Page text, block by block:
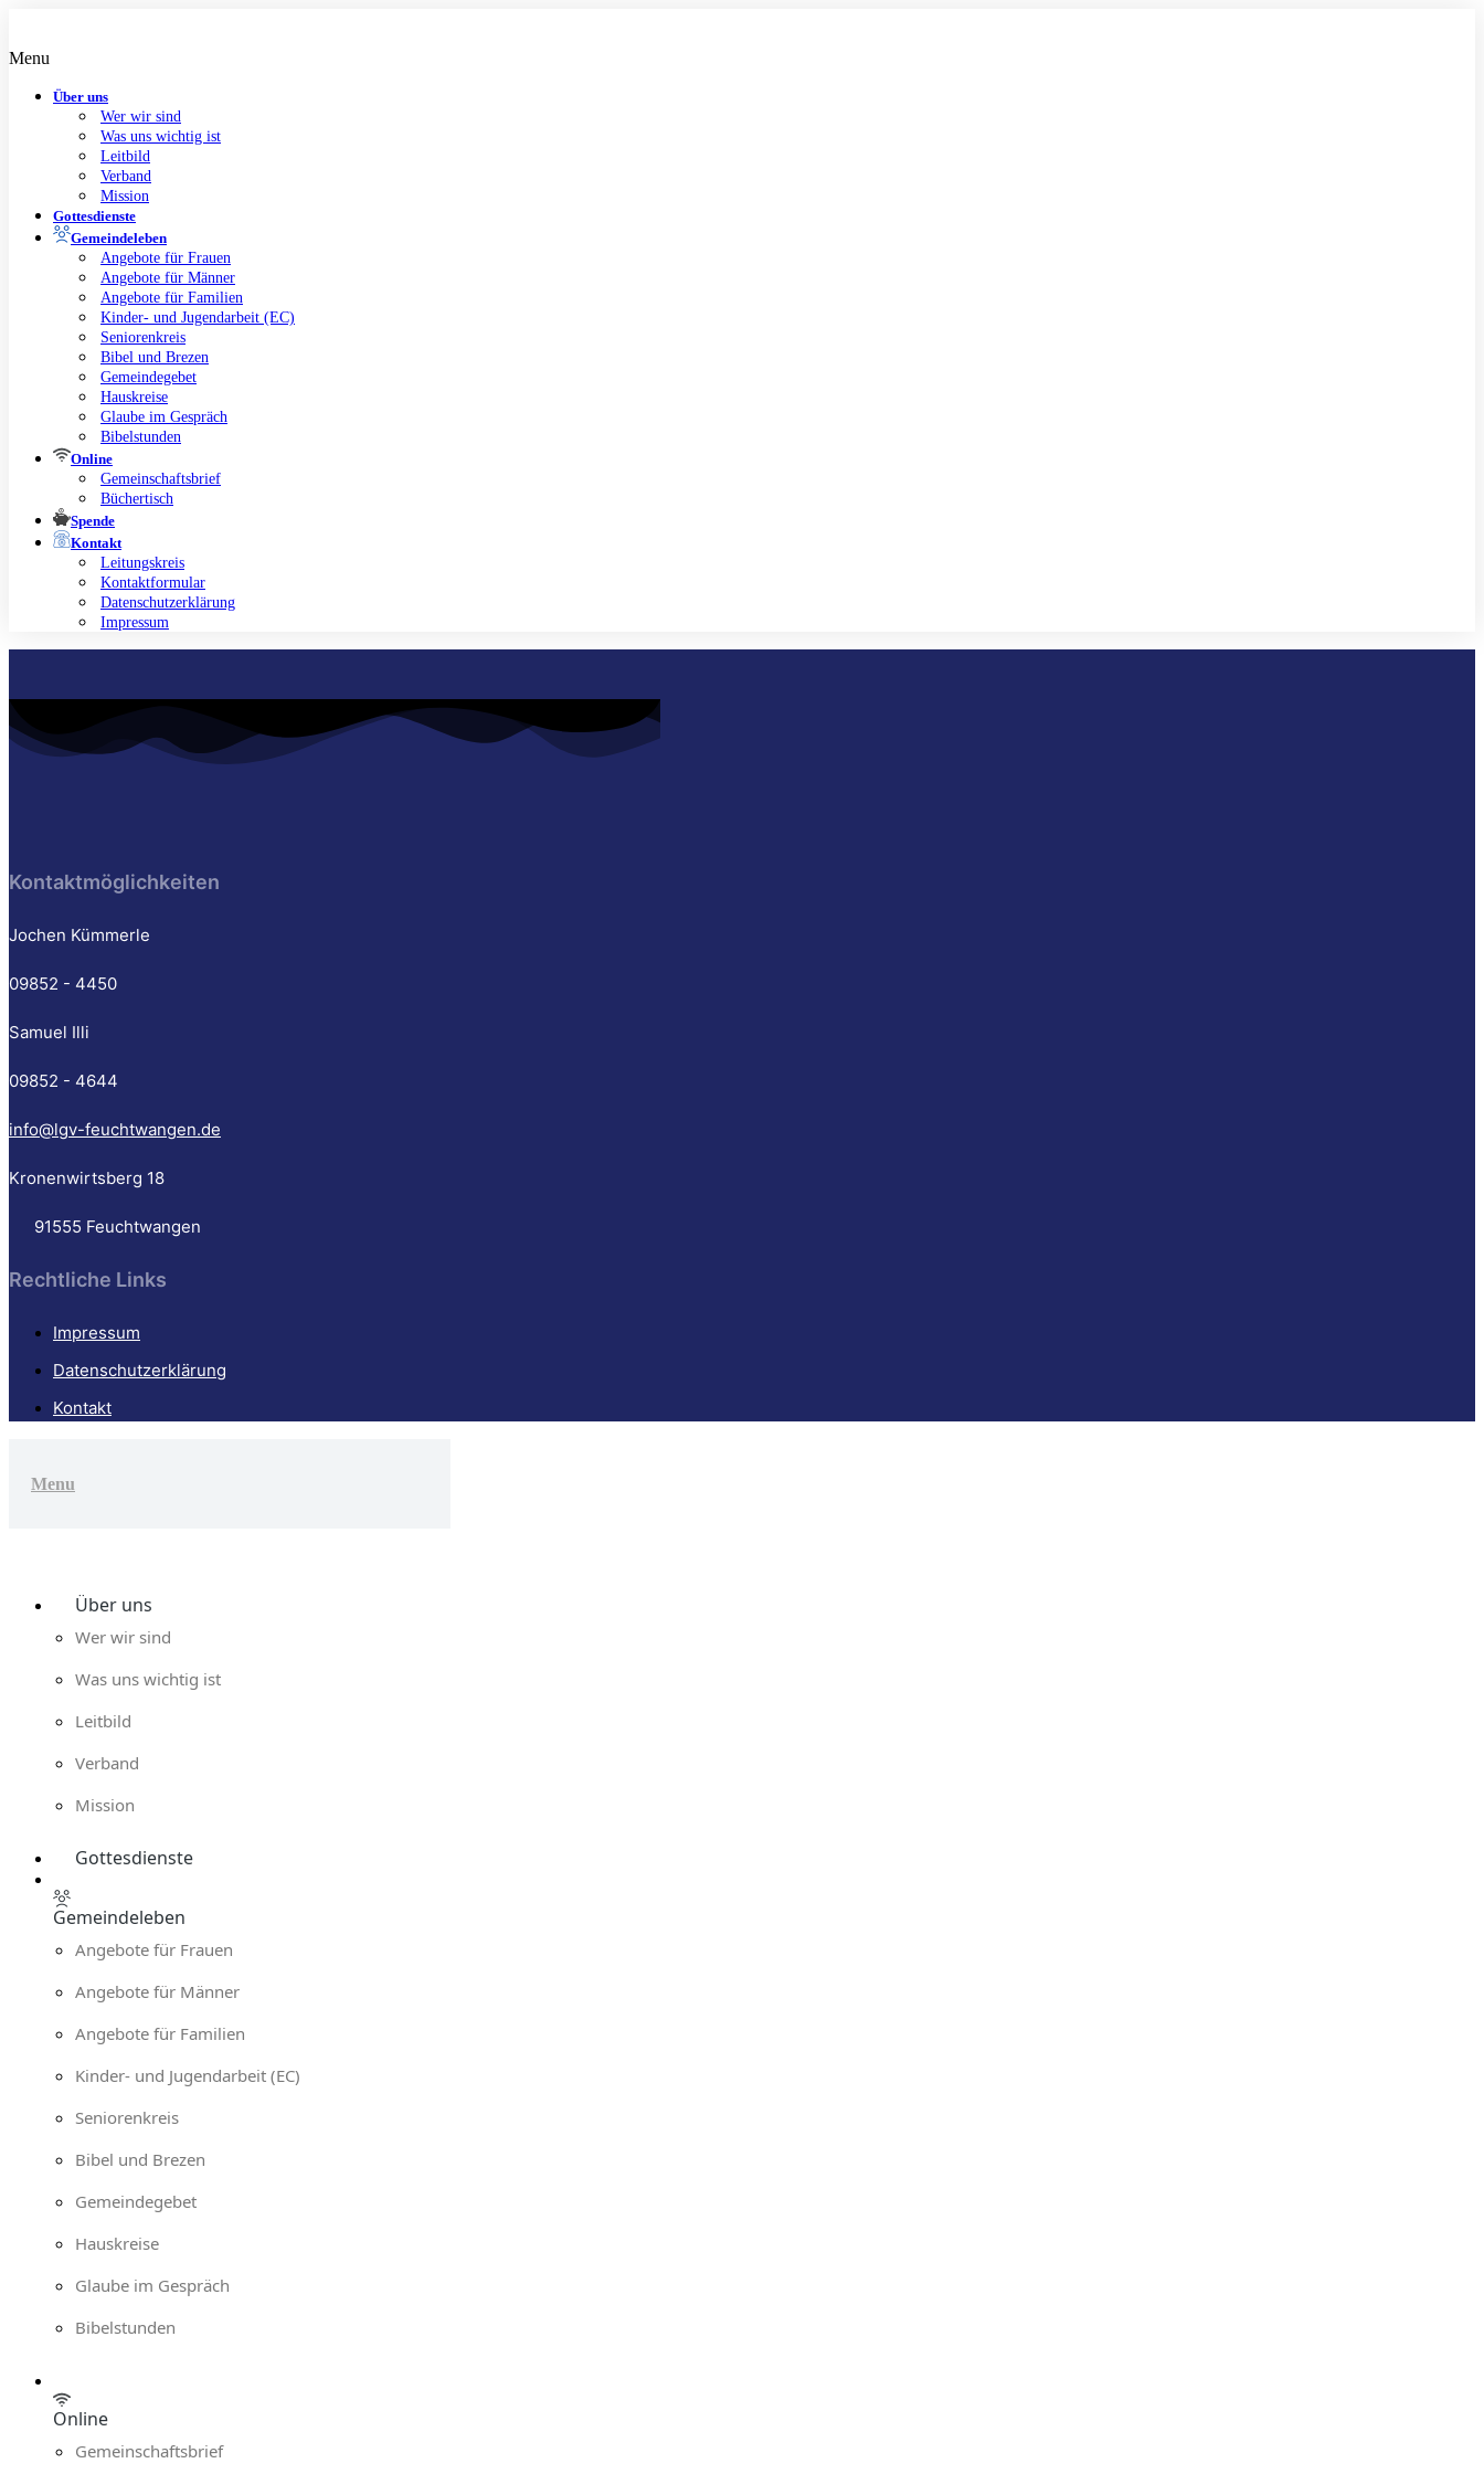
springen
Menu
Über uns
Wer wir sind
Was uns wichtig ist
Leitbild
Verband
Mission
Gottesdienste
Gemeindeleben
Angebote für Frauen
Angebote für Männer
Angebote für Familien
Kinder- und Jugendarbeit (EC)
Seniorenkreis
Bibel und Brezen
Gemeindegebet
Hauskreise
Glaube im Gespräch
Bibelstunden
Online
Gemeinschaftsbrief
Büchertisch
Spende
Kontakt
Leitungskreis
Kontaktformular
Datenschutzerklärung
Impressum
Kontaktmöglichkeiten
Jochen Kümmerle
09852 - 4450
Samuel Illi
09852 - 4644
info@lgv-feuchtwangen.de
Kronenwirtsberg 18
91555 Feuchtwangen
Rechtliche Links
Impressum
Datenschutzerklärung
Kontakt
TopMenu
Über uns
Wer wir sind
Was uns wichtig ist
Leitbild
Verband
Mission
Gottesdienste
Gemeindeleben
Angebote für Frauen
Angebote für Männer
Angebote für Familien
Kinder- und Jugendarbeit (EC)
Seniorenkreis
Bibel und Brezen
Gemeindegebet
Hauskreise
Glaube im Gespräch
Bibelstunden
Online
Gemeinschaftsbrief